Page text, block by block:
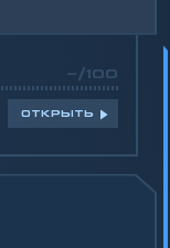
-/100
ОТКРЫТЬ